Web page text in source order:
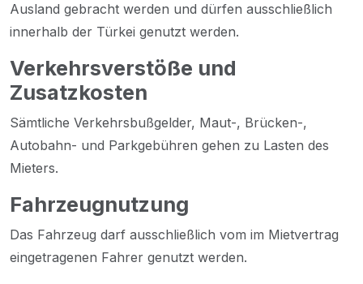
Ausland gebracht werden und dürfen ausschließlich
innerhalb der Türkei genutzt werden.
Verkehrsverstöße und
Zusatzkosten
Sämtliche Verkehrsbußgelder, Maut-, Brücken-,
Autobahn- und Parkgebühren gehen zu Lasten des
Mieters.
Fahrzeugnutzung
Das Fahrzeug darf ausschließlich vom im Mietvertrag
eingetragenen Fahrer genutzt werden.